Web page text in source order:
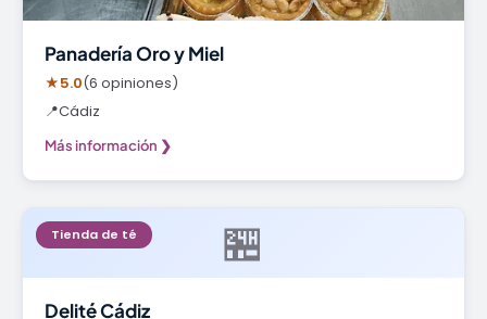
Panadería Oro y Miel
★5.0(6 opiniones)
📍Cádiz
Más información ❯
🏪
Tienda de té
Delité Cádiz